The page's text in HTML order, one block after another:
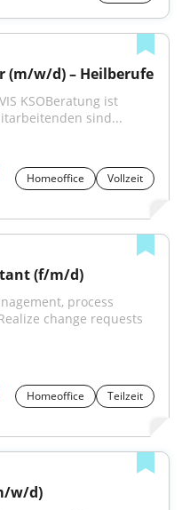
(m/w/d) – Heilberufe
KSOBeratung ist
sind...
Homeoffice
Vollzeit
(f/m/d)
change requests
Homeoffice
Teilzeit
w/d)